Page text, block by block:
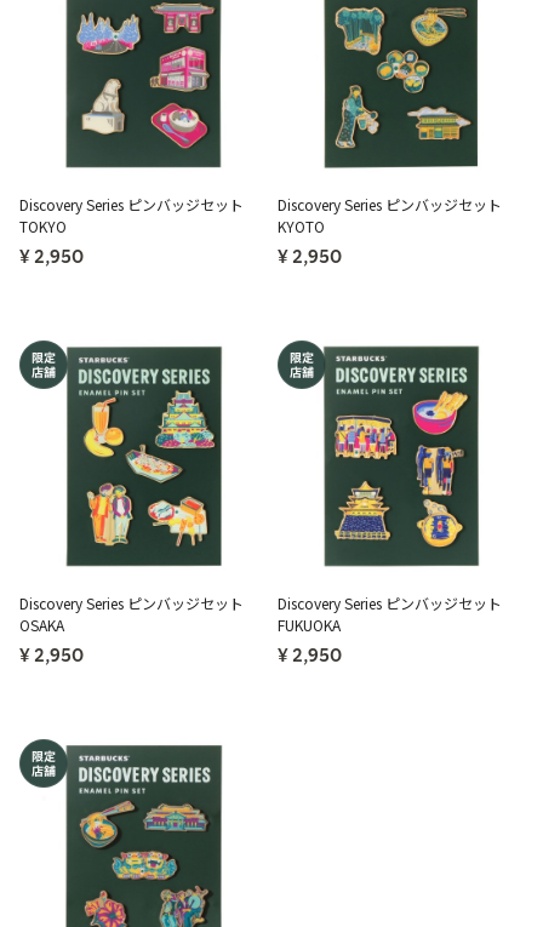
Discovery Series ピンバッジセット
TOKYO
¥ 2,950
Discovery Series ピンバッジセット
KYOTO
¥ 2,950
Discovery Series ピンバッジセット
OSAKA
¥ 2,950
Discovery Series ピンバッジセット
FUKUOKA
¥ 2,950